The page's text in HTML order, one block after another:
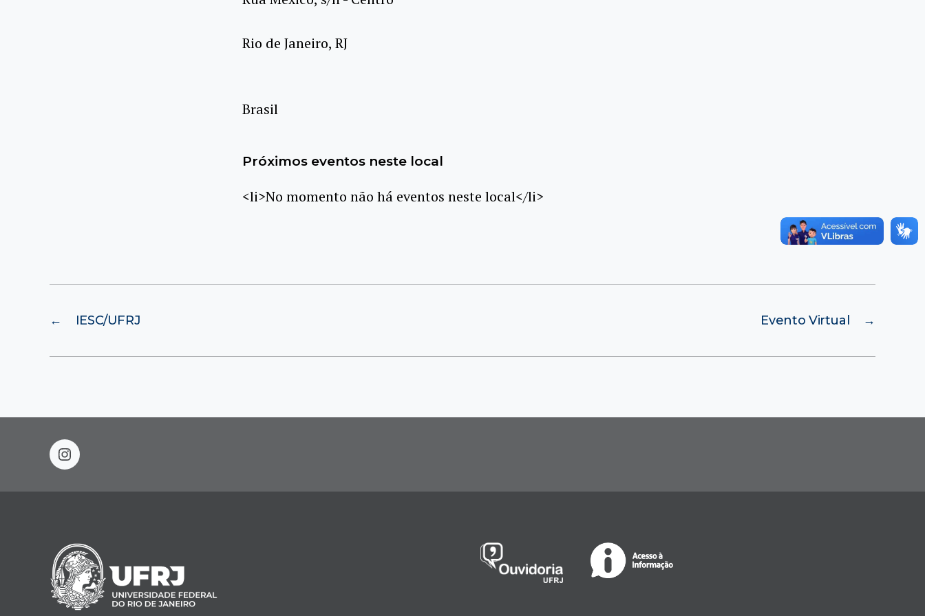
Rio de Janeiro, RJ
Brasil
Próximos eventos neste local
<li>No momento não há eventos neste local</li>
← IESC/UFRJ →
Evento Virtual
instagram